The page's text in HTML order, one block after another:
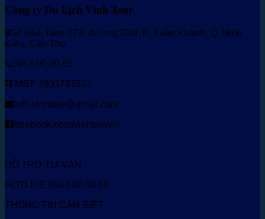
Công ty Du Lịch Vinh Tour
Số 9A4, hẻm 2T2, đường 30/4, P. Xuân Khánh, Q. Ninh
Kiều, Cần Thơ
0914.00.00.65
MST: 1801737622
info.vinhtour@gmail.com
facebook.com/vinhtourvn/
HỖ TRỢ TƯ VẤN
HOTLINE 0914.00.00.65
THÔNG TIN CẦN BIẾT